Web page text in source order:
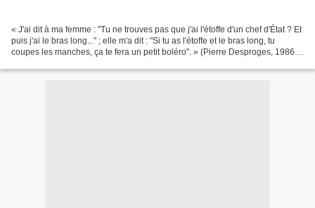
« J'ai dit à ma femme : "Tu ne trouves pas que j'ai l'étoffe d'un chef d'État ? Et
puis j'ai le bras long..." ; elle m'a dit : "Si tu as l'étoffe et le bras long, tu
coupes les manches, ça te fera un petit boléro". » (Pierre Desproges, 1986).